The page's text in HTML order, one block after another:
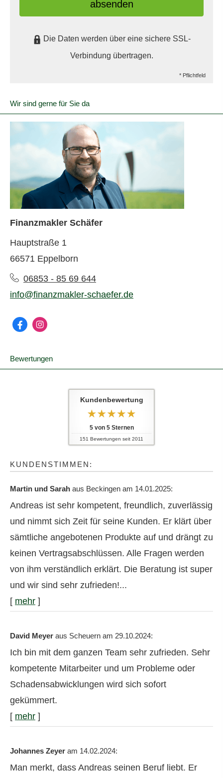
absenden
Die Daten werden über eine sichere SSL-
Verbindung übertragen.
* Pflichtfeld
Wir sind gerne für Sie da
Finanzmakler Schäfer
Hauptstraße 1
66571 Eppelborn
06853 - 85 69 644
info@finanzmakler-schaefer.de
Bewertungen
Kundenbewertung
5von 5Sternen
151 Bewertungen seit 2011
KUNDENSTIMMEN:
Martin und Sarah aus Beckingen am 14.01.2025:
Andreas ist sehr kompetent, freundlich, zuverlässig
und nimmt sich Zeit für seine Kunden. Er klärt über
sämtliche angebotenen Produkte auf und drängt zu
keinen Vertragsabschlüssen. Alle Fragen werden
von ihm verständlich erklärt. Die Beratung ist super
und wir sind sehr zufrieden!...
[ mehr ]
David Meyer aus Scheuern am 29.10.2024:
Ich bin mit dem ganzen Team sehr zufrieden. Sehr
kompetente Mitarbeiter und um Probleme oder
Schadensabwicklungen wird sich sofort
gekümmert.
[ mehr ]
Johannes Zeyer am 14.02.2024:
Man merkt, dass Andreas seinen Beruf liebt. Er